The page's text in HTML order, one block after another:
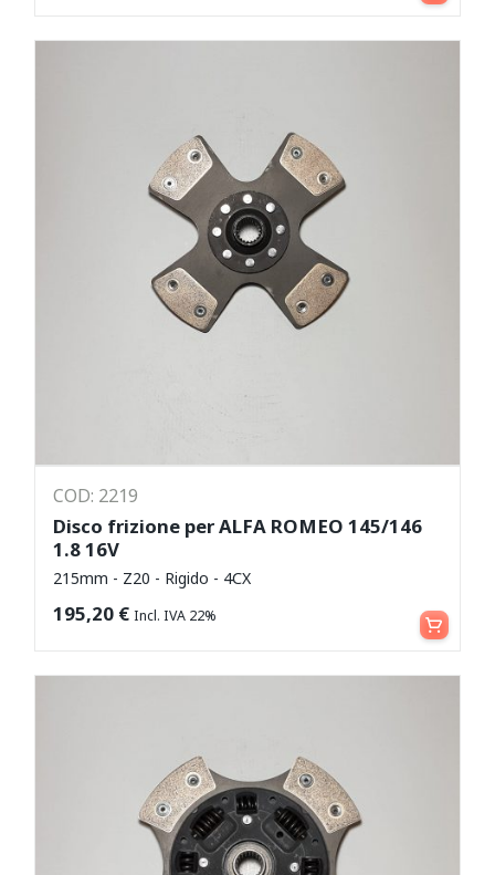
COD: 2219
Disco frizione per ALFA ROMEO 145/146
1.8 16V
215mm - Z20 - Rigido - 4CX
195,20 € Incl. IVA 22% Aggiungi al carrello